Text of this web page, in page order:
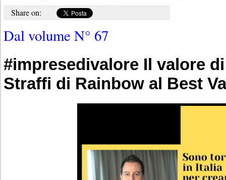
Share on:
Dal volume N° 67
#impresedivalore Il valore
Straffi di Rainbow al Best